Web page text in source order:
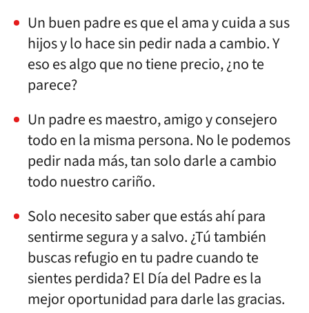
Un buen padre es que el ama y cuida a sus
hijos y lo hace sin pedir nada a cambio. Y
eso es algo que no tiene precio, ¿no te
parece?
Un padre es maestro, amigo y consejero
todo en la misma persona. No le podemos
pedir nada más, tan solo darle a cambio
todo nuestro cariño.
Solo necesito saber que estás ahí para
sentirme segura y a salvo. ¿Tú también
buscas refugio en tu padre cuando te
sientes perdida? El Día del Padre es la
mejor oportunidad para darle las gracias.